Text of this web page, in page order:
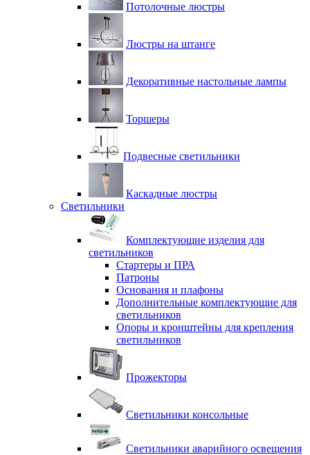
Потолочные люстры
Люстры на штанге
Декоративные настольные лампы
Торшеры
Подвесные светильники
Каскадные люстры
Светильники
Комплектующие изделия для
светильников
Стартеры и ПРА
Патроны
Основания и плафоны
Дополнительные комплектующие для
светильников
Опоры и кронштейны для крепления
светильников
Прожекторы
Светильники консольные
Светильники аварийного освещения